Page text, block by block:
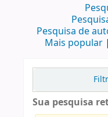
Pesquisa de
Mais popular
Sua pesquisa